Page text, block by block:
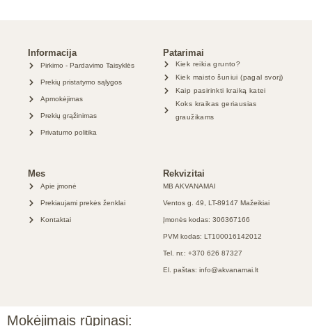
Informacija
Pirkimo - Pardavimo Taisyklės
Prekių pristatymo sąlygos
Apmokėjimas
Prekių grąžinimas
Privatumo politika
Patarimai
Kiek reikia grunto?
Kiek maisto šuniui (pagal svorį)
Kaip pasirinkti kraiką katei
Koks kraikas geriausias
graužikams
Mes
Apie įmonė
Prekiaujami prekės ženklai
Kontaktai
Rekvizitai
MB AKVANAMAI
Ventos g. 49, LT-89147 Mažeikiai
Įmonės kodas: 306367166
PVM kodas: LT100016142012
Tel. nr.: +370 626 87327
El. paštas: info@akvanamai.lt
Mokėjimais rūpinasi: